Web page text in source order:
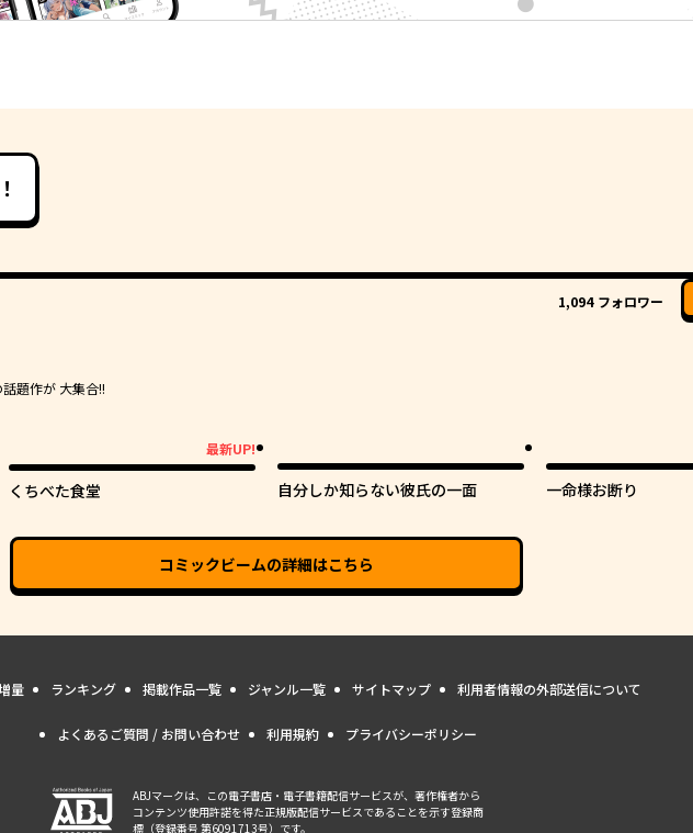
1,094 フォロワー
題作が 大集合!!
最新UP!
くちべた食堂 自分しか知らない彼氏の一面 一命様お断り
コミックビームの詳細はこちら
量 ランキング 掲載作品一覧 ジャンル一覧 サイトマップ 利用者情報の外部送信について
よくあるご質問 / お問い合わせ 利用規約 プライバシーポリシー
ABJマークは、この電子書店・電子書籍配信サービスが、著作権者から
コンテンツ使用許諾を得た正規版配信サービスであることを示す登録商
標（登録番号 第6091713号）です。